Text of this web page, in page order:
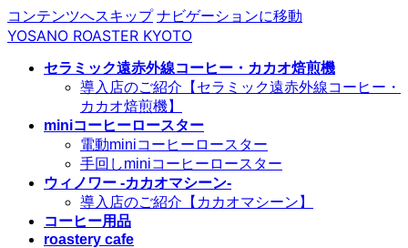
コンテンツへスキップ ナビゲーションに移動
YOSANO ROASTER KYOTO
セラミック遠赤外線コーヒー・カカオ焙煎機
導入店のご紹介【セラミック遠赤外線コーヒー・
カカオ焙煎機】
miniコーヒーロースター
電動miniコーヒーロースター
手回しminiコーヒーロースター
ウィノワー -カカオマシーン-
導入店のご紹介【カカオマシーン】
コーヒー用品
roastery cafe